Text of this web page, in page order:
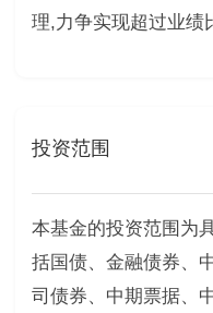
理,力争实现超过业绩
投资范围
本基金的投资范围为
括国债、金融债券、
司债券、中期票据、